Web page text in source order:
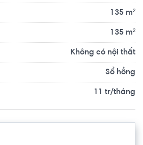
đường Nam Kỳ Khởi Nghĩa
135 m²
135 m²
Không có nội thất
Sổ hồng
11 tr/tháng